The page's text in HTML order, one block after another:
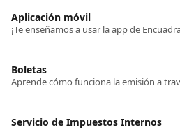
Aplicación móvil
¡Te enseñamos a usar la app de
Boletas
Aprende cómo funciona la emisión a
Servicio de Impuestos Internos